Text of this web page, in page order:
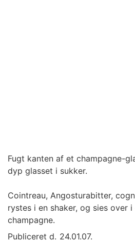
Fugt kanten af et champagne-
dyp glasset i sukker.
Cointreau, Angosturabitter,
rystes i en shaker, og sies over
champagne.
Publiceret d. 24.01.07.